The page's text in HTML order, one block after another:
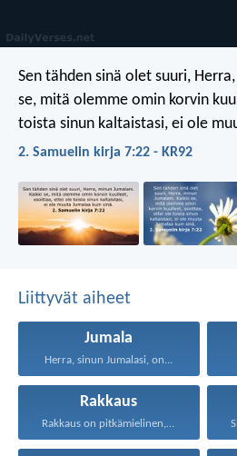
Sen tähden sinä olet suuri,
se, mitä olemme omin korvin
toista sinun kaltaistasi, ei ole
2. Samuelin kirja 7:22 - KR92
Liittyvät aiheet
Jumala
Herra, sinun Jumalasi, on...
Rakkaus
Rakkaus on pitkämielinen, rakkaus...